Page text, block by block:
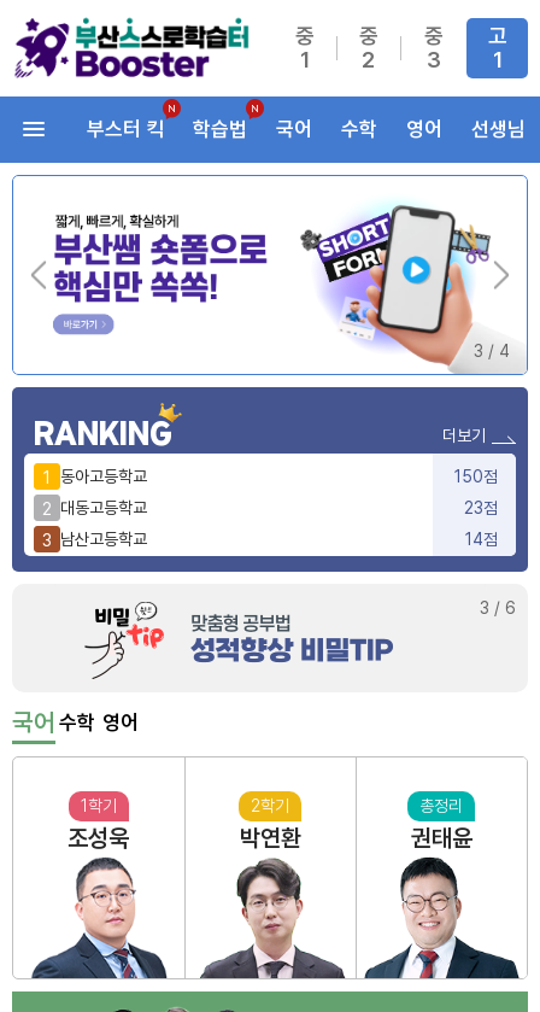
중
1
중
2
중
3
고
1
부스터 킥 학습법 국어 수학 영어 선생님
3 / 4
RANKING 더보기
1 동아고등학교
150점
2 대동고등학교
23점
3 남산고등학교
14점
4 사상고등학교
9점
부산동여자고등학교 6점
3 / 6
국어 수학 영어
1학기
조성욱
2학기
박연환
총정리
권태윤